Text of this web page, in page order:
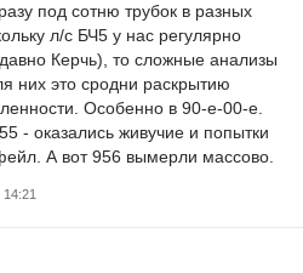
под сотню трубок в разных
л/с БЧ5 у нас регулярно
Керчь), то сложные анализы
них это сродни раскрытию
Особенно в 90-е-00-е.
- оказались живучие и попытки
А вот 956 вымерли массово.